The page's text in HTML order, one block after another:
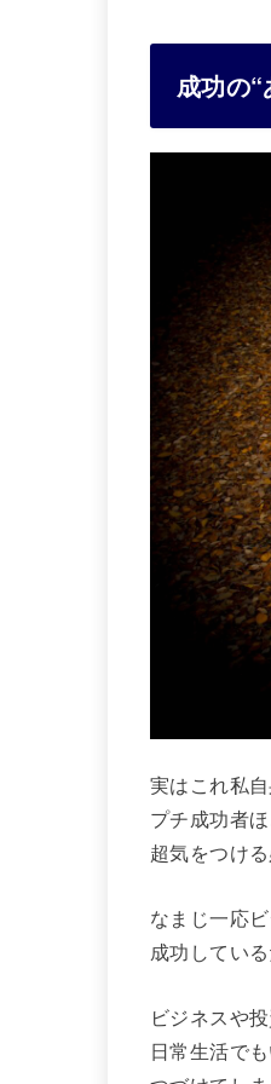
成功の
実はこれ私
プチ成功者
超気をつける
なまじ一応
成功してい
ビジネスや
日常生活で